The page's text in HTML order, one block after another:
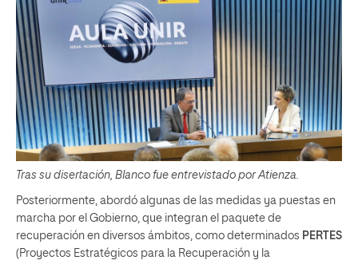
Tras su disertación, Blanco fue entrevistado por Atienza.
Posteriormente, abordó algunas de las medidas ya puestas en
marcha por el Gobierno, que integran el paquete de
recuperación en diversos ámbitos, como determinados PERTES
(Proyectos Estratégicos para la Recuperación y la